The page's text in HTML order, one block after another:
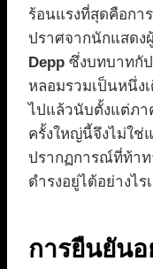
ร้อนแรงที่สุดคือกา
ปราศจากนักแสด
Depp ซึ่งบทบาทกั
หลอมรวมเป็นหนึ่
ไปแล้วนับตั้งแต่ภา
ครั้งใหญ่นี้จึงไม่ใช่
ปรากฏการณ์ที่ท้า
ดำรงอยู่ได้อย่างไ
การยืนยันอ